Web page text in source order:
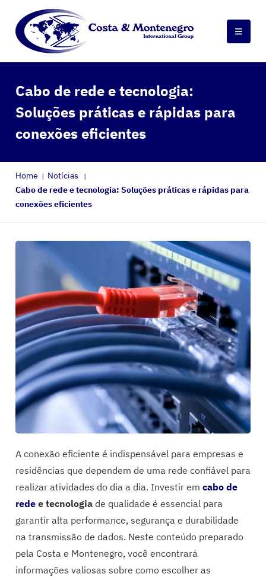
Cabo de rede e tecnologia:
Soluções práticas e rápidas para
conexões eficientes
Home
Notícias
Cabo de rede e tecnologia: Soluções práticas e rápidas para
conexões eficientes
A conexão eficiente é indispensável para empresas e
residências que dependem de uma rede confiável para
realizar atividades do dia a dia. Investir em cabo de
rede e tecnologia de qualidade é essencial para
garantir alta performance, segurança e durabilidade
na transmissão de dados. Neste conteúdo preparado
pela Costa e Montenegro, você encontrará
informações valiosas sobre como escolher as